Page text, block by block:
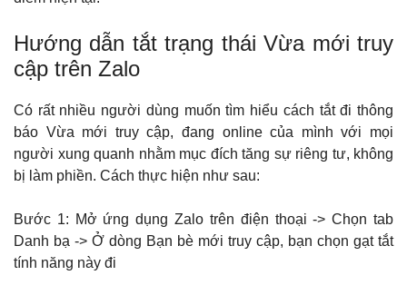
Hướng dẫn tắt trạng thái Vừa mới truy
cập trên Zalo
Có rất nhiều người dùng muốn tìm hiểu cách tắt đi thông
báo Vừa mới truy cập, đang online của mình với mọi
người xung quanh nhằm mục đích tăng sự riêng tư, không
bị làm phiền. Cách thực hiện như sau:
Bước 1: Mở ứng dụng Zalo trên điện thoại -> Chọn tab
Danh bạ -> Ở dòng Bạn bè mới truy cập, bạn chọn gạt tắt
tính năng này đi